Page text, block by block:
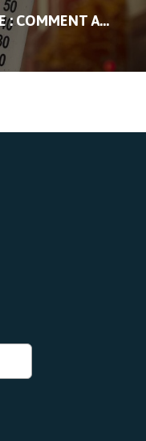
CANICULE ET SANS-ABRISME : COMMENT AGIR FACE À L’URGENCE